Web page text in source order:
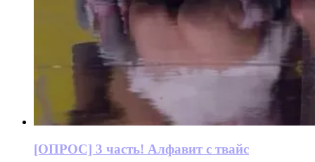
[ОПРОС] 3 часть! Алфавит с твайс